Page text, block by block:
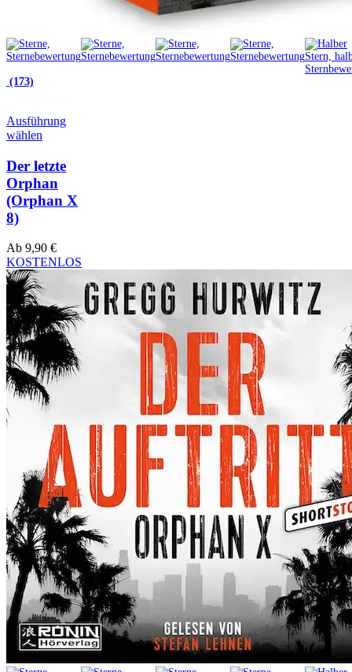
(173)
Ausführung
wählen
Der letzte
Orphan
(Orphan X
8)
Ab 9,90 €
KOSTENLOS